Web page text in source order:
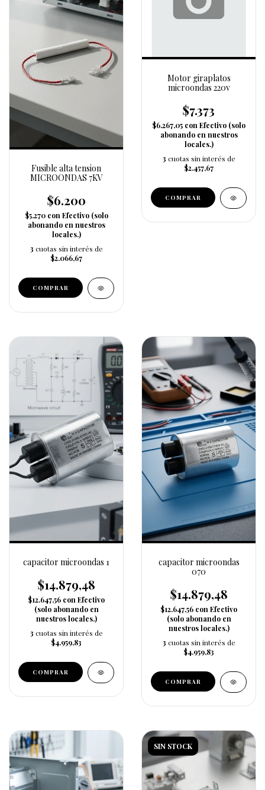
Fusible alta tension
MICROONDAS 7KV
$6.200
$5.270 con Efectivo (solo
abonando en nuestros
locales.)
3 cuotas sin interés de
$2.066,67
Motor giraplatos
microondas 220v
$7.373
$6.267,05 con Efectivo (solo
abonando en nuestros
locales.)
3 cuotas sin interés de
$2.457,67
capacitor microondas 1
$14.879,48
$12.647,56 con Efectivo
(solo abonando en
nuestros locales.)
3 cuotas sin interés de
$4.959,83
capacitor microondas
070
$14.879,48
$12.647,56 con Efectivo
(solo abonando en
nuestros locales.)
3 cuotas sin interés de
$4.959,83
SIN STOCK